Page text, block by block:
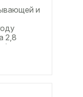
и
2,8